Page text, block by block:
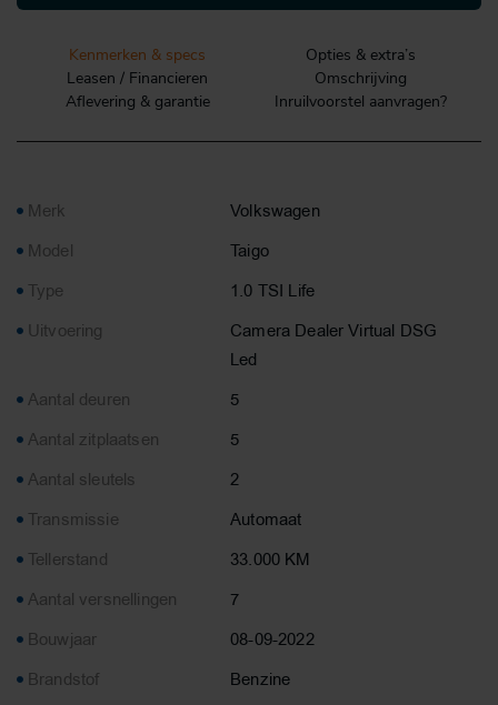
Kenmerken & specs
Opties & extra’s
Leasen / Financieren
Omschrijving
Aflevering & garantie
Inruilvoorstel aanvragen?
Merk
Volkswagen
Model
Taigo
Type
1.0 TSI Life
Uitvoering
Camera Dealer Virtual DSG
Led
Aantal deuren
5
Aantal zitplaatsen
5
Aantal sleutels
2
Transmissie
Automaat
Tellerstand
33.000 KM
Aantal versnellingen
7
Bouwjaar
08-09-2022
Brandstof
Benzine